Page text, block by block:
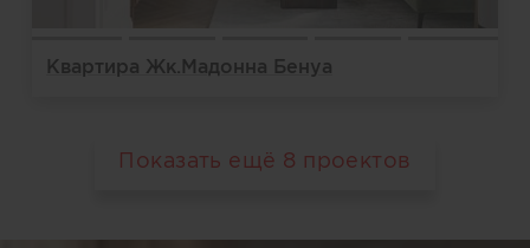
Квартира Жк.Мадонна Бенуа
Показать ещё 8 проектов